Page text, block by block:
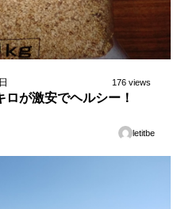
176 views
が激安でヘルシー！
letitbe